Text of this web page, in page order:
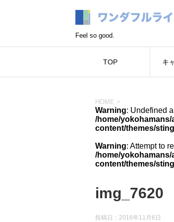
Feel so good.
TOP キ
HOME >
Warning: Undefined
/home/
content/themes/
Warning: Attempt to
/home/
content/themes/
img_7620
投稿日： 2016年11月6日